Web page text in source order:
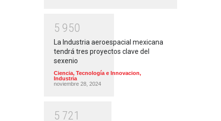
5 950
La Industria aeroespacial mexicana
tendrá tres proyectos clave del
sexenio
Ciencia, Tecnología e Innovacion,
Industria
noviembre 28, 2024
5 721